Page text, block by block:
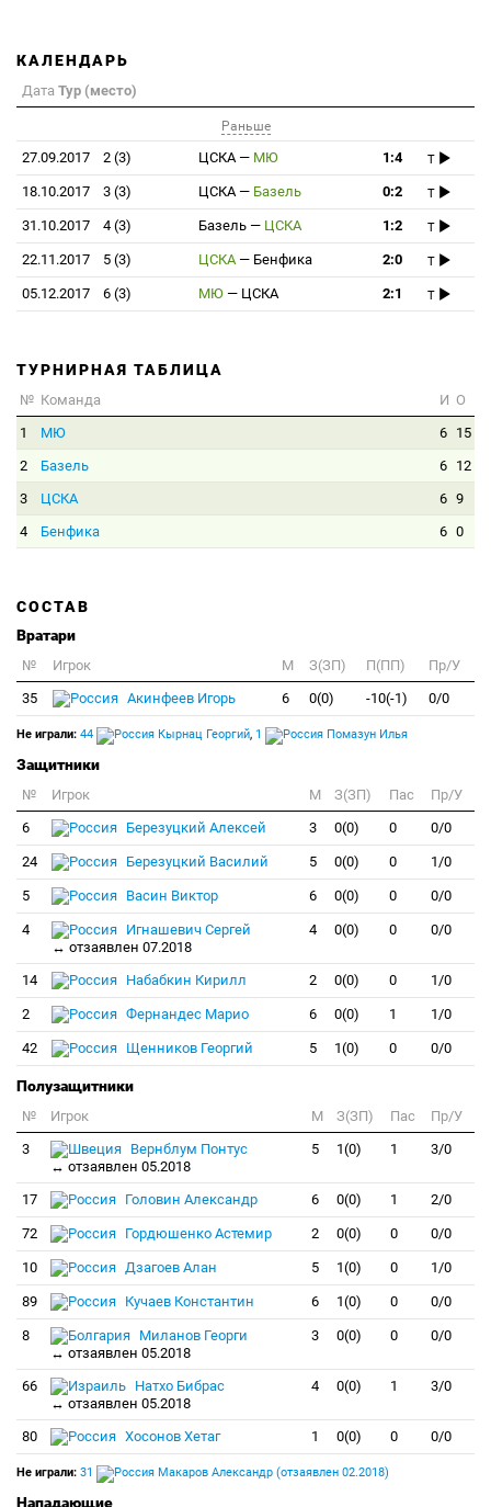
КАЛЕНДАРЬ
Дата Тур (место)
Раньше
27.09.2017 2 (3) ЦСКА— МЮ 1:4 T
18.10.2017 3 (3) ЦСКА— Базель 0:2 T
31.10.2017 4 (3) Базель — ЦСКА 1:2 T
22.11.2017 5 (3) ЦСКА— Бенфика 2:0 T
05.12.2017 6 (3) МЮ — ЦСКА 2:1 T
ТУРНИРНАЯ ТАБЛИЦА
№ Команда И О
1
МЮ 6 15
2
Базель 6 12
3
ЦСКА 6 9
4
Бенфика 6 0
СОСТАВ
Вратари
№ Игрок M З(ЗП) П(ПП)
Пр/У
35
Акинфеев Игорь 6 0(0) -10(-1) 0/0
Не играли: 44 Кырнац Георгий, 1 Помазун Илья
Защитники
№ Игрок M З(ЗП) Пас
Пр/У
6
Березуцкий Алексей 3 0(0) 0 0/0
24 Березуцкий Василий 5 0(0) 0 1/0
5 Васин Виктор 6 0(0) 0 0/0
4
Игнашевич Сергей
↔ отзаявлен 07.2018
4 0(0) 0 0/0
14 Набабкин Кирилл 2 0(0) 0 1/0
2 Фернандес Марио 6 0(0) 1 1/0
42 Щенников Георгий 5 1(0) 0 0/0
Полузащитники
№ Игрок M З(ЗП) Пас
Пр/У
3
Вернблум Понтус
↔ отзаявлен 05.2018
5 1(0) 1 3/0
17 Головин Александр 6 0(0) 1 2/0
72 Гордюшенко Астемир 2 0(0) 0 0/0
10 Дзагоев Алан 5 1(0) 0 1/0
89 Кучаев Константин 6 1(0) 0 0/0
8
Миланов Георги
↔ отзаявлен 05.2018
3 0(0) 0 0/0
66
Натхо Бибрас
↔ отзаявлен 05.2018
4 0(0) 1 3/0
80 Хосонов Хетаг 1 0(0) 0 0/0
Не играли: 31 Макаров Александр (отзаявлен 02.2018)
Нападающие